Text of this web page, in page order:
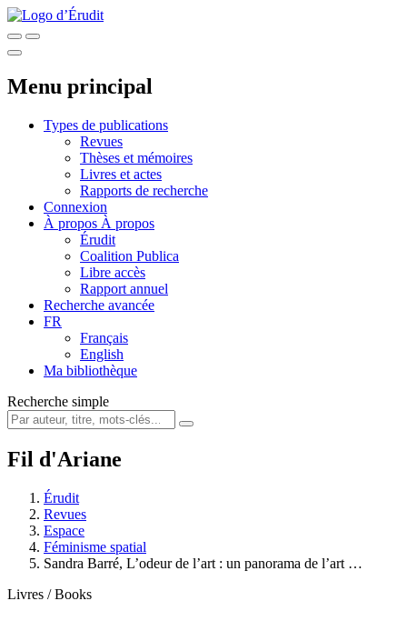
Menu principal
Types de publications
Revues
Thèses et mémoires
Livres et actes
Rapports de recherche
Connexion
À propos À propos
Érudit
Coalition Publica
Libre accès
Rapport annuel
Recherche avancée
FR
Français
English
Ma bibliothèque
Recherche simple
Fil d'Ariane
Érudit
Revues
Espace
Féminisme spatial
Sandra Barré, L’odeur de l’art : un panorama de l’art …
Livres / Books